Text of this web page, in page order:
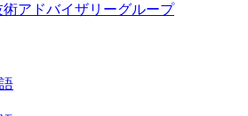
アドバイザリーグループ